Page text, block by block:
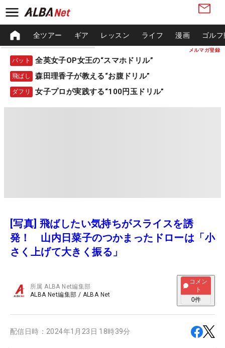
メルマガ登録
全ツアー ギア レッスン ライフ 漫画 ゴル
パット 全英女子OP女王の“スマホドリル”
飛ばし 森田理香子が教える“お腹ドリル”
ダフリ 女子プロが実践する“100円玉ドリル”
[写真] 飛ばしたい気持ちがスライスを誘
発！ 山内日菜子のつかまったドローは「小
さく上げて大きく振る」
所属ALBA Net編集部
ALBA Net編集部 / ALBA Net
コメン
ト
0件
配信日時： 2024年1月23日 18時39分